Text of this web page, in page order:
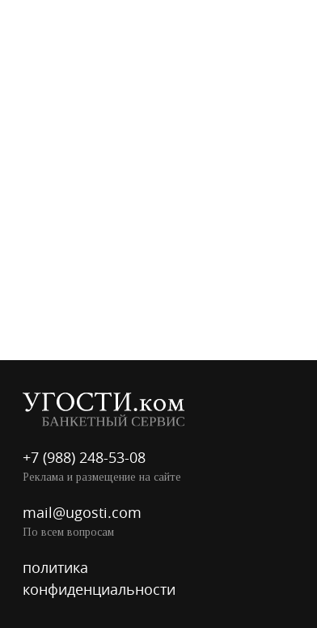
+7 (988) 248-53-08
Реклама и размещение на сайте
mail@ugosti.com
По всем вопросам
политика
конфиденциальности